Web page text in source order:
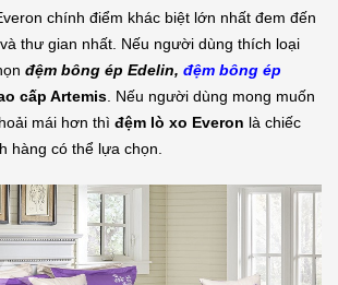
chính điểm khác biệt lớn nhất đem đến
thư gian nhất. Nếu người dùng thích loại
đệm bông ép Edelin, đệm bông ép
cấp Artemis . Nếu người dùng mong muốn
mái hơn thì đệm lò xo Everon là chiếc
hàng có thể lựa chọn.